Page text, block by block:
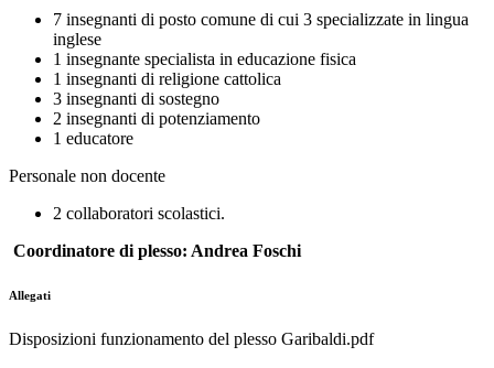
7 insegnanti di posto comune di cui 3 specializzate in lingua
inglese
1 insegnante specialista in educazione fisica
1 insegnanti di religione cattolica
3 insegnanti di sostegno
2 insegnanti di potenziamento
1 educatore
Personale non docente
2 collaboratori scolastici.
Coordinatore di plesso: Andrea Foschi
Allegati
Disposizioni funzionamento del plesso Garibaldi.pdf